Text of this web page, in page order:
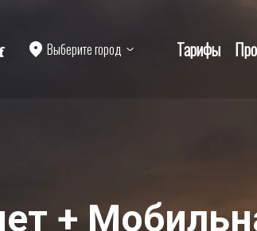
Выберите город Тарифы
+